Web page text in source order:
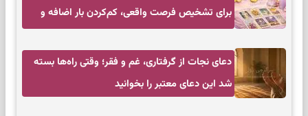
برای تشخیص فرصت واقعی، کم‌کردن بار اضافه و
دعای نجات از گرفتاری، غم و فقر؛ وقتی راه‌ها بسته
شد این دعای معتبر را بخوانید